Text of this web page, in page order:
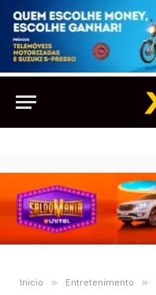
Início » Entretenimento »